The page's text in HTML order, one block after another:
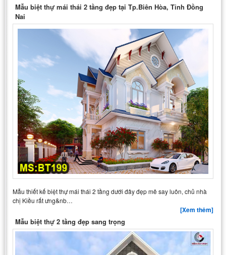
Mẫu biệt thự mái thái 2 tầng đẹp tại Tp.Biên Hòa, Tỉnh Đồng
Nai
Mẫu thiết kế biệt thự mái thái 2 tầng dưới đây đẹp mê say luôn, chủ nhà
chị Kiều rất ưng&nb…
[Xem thêm]
Mẫu biệt thự 2 tầng đẹp sang trọng